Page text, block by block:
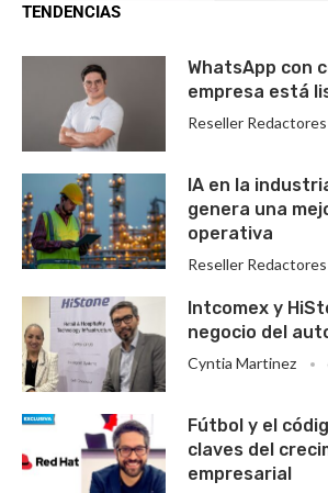
TENDENCIAS
WhatsApp con
empresa está
Reseller Redactores
IA en la
genera una
operativa
Reseller Redactores
Intcomex y
negocio del
Cyntia Martinez
Fútbol y el
claves del
empresarial